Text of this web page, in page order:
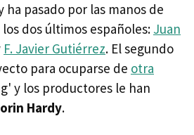
ha pasado por las manos de
dos últimos españoles: Juan
F. Javier Gutiérrez. El segundo
para ocuparse de otra
y los productores le han
Hardy.